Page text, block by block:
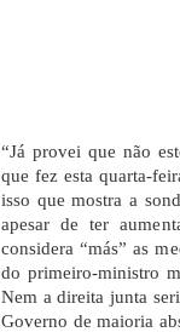
“Já provei que não
que fez esta quarta-
isso que mostra a
apesar de ter
considera “más” as
do primeiro-ministro
Nem a direita junta
Governo de maioria